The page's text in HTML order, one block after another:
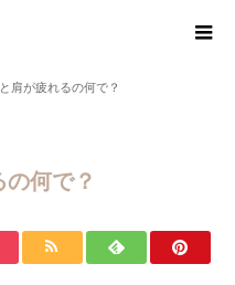
肩が疲れるの何で？
何で？